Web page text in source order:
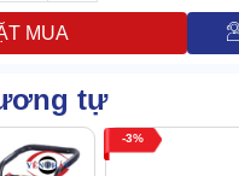
MUA
tự
3